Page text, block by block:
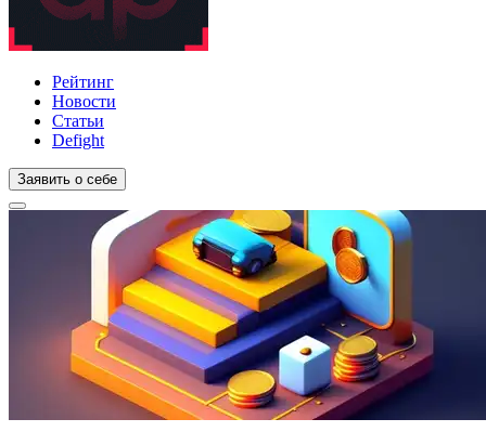
Рейтинг
Новости
Статьи
Defight
Заявить о себе